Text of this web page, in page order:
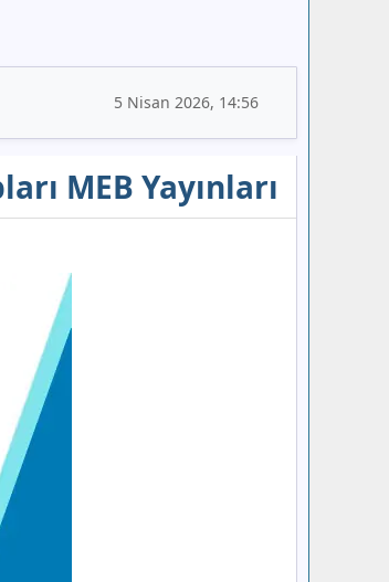
5 Nisan 2026, 14:56
MEB Yayınları